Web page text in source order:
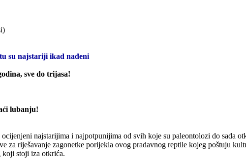
)
su najstariji ikad nađeni
sve do trijasa!
lubanju!
najstarijima i najpotpunijima od svih koje su paleontolozi do sada
za riješavanje zagonetke porijekla ovog pradavnog reptile kojeg poštuju
koji stoji iza otkrića.